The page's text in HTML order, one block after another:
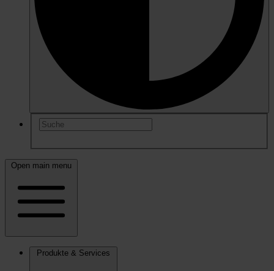
Open main menu
Produkte & Services